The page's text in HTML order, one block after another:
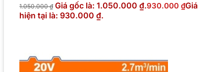
1.050.000₫ Giá gốc là: 1.050.000 ₫.930.000 ₫Giá
hiện tại là: 930.000 ₫.